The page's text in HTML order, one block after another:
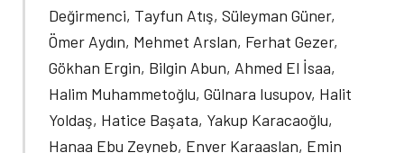
Değirmenci, Tayfun Atış, Süleyman Güner,
Ömer Aydın, Mehmet Arslan, Ferhat Gezer,
Gökhan Ergin, Bilgin Abun, Ahmed El İsaa,
Halim Muhammetoğlu, Gülnara Iusupov, Halit
Yoldaş, Hatice Başata, Yakup Karacaoğlu,
Hanaa Ebu Zeyneb, Enver Karaaslan, Emin